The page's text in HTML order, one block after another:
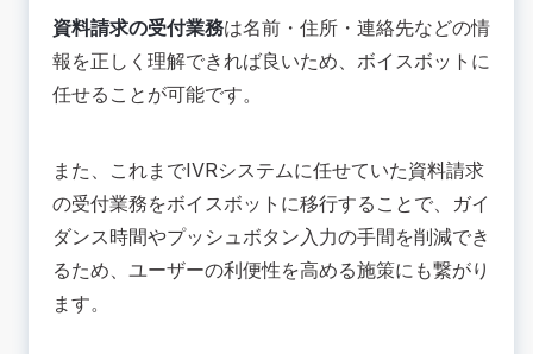
資料請求の受付業務は名前・住所・連絡先などの情
報を正しく理解できれば良いため、ボイスボットに
任せることが可能です。
また、これまでIVRシステムに任せていた資料請求
の受付業務をボイスボットに移行することで、ガイ
ダンス時間やプッシュボタン入力の手間を削減でき
るため、ユーザーの利便性を高める施策にも繋がり
ます。